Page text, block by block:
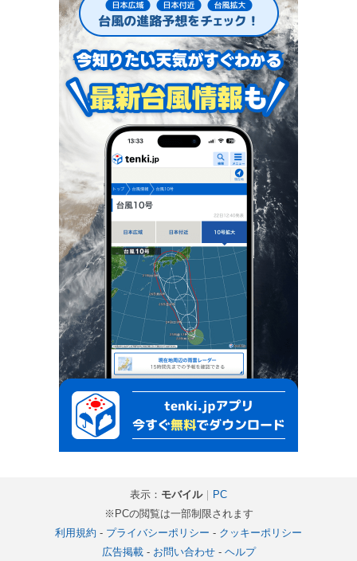
表示： モバイル｜ PC
※PCの閲覧は一部制限されます
利用規約 - プライバシーポリシー - クッキーポリシー
広告掲載- お問い合わせ- ヘルプ